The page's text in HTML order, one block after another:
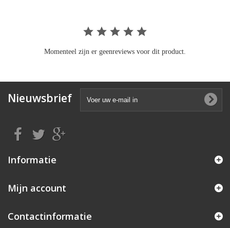
Momenteel zijn er geenreviews voor dit product.
Nieuwsbrief
Informatie
Mijn account
Contactinformatie